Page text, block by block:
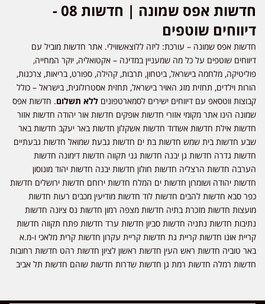
חדשות אפס שמונה | חדשות 08 -
דיווחים שוטפים
חדשות אפס שמונה – עורכת: ליזה ללוצאשווילי. אתר חדשות מוביל עם
דיווחים שוטפים על כל מה שמעניין במדינה – אקטואליה, יוקר המחייה,
פוליטיקה, מלחמה בישראל, ביטחון, תרבות, קהילה, ספורט, בריאות, צרכנות,
הורות וילדים, תחזית מזג האויר בישראל, תחזית אסטרולוגית, בישראל – כולל
קבוצות ווטסאפ עם דיווחים ישירים לסמארטפונים ללא תשלום. חדשות אפס
שמונה הינו אתר מקומי אזורי חדשות אופקים חדשות אור יהודה חדשות אזור
חדשות אילת חדשות אשדוד חדשות אשקלון חדשות באר יעקב חדשות באר
שבע חדשות בית שמש חדשות בת ים חדשות גבעת שמואל חדשות גבעתיים
חדשות גדרה חדשות גן יבנה חדשות גני תקווה חדשות דימונה חדשות
הערבה חדשות הרצליה חדשות חולון חדשות יבנה חדשות יהוד מונוסון
חדשות יהודה ושומרון חדשות ים המלח חדשות ירוחם חדשות ירושלים חדשות
כפר סבא חדשות להבים חדשות לוד חדשות מודיעין מכבים רעות חדשות
מועצות חדשות מזכרת בתיה חדשות מצפה רמון חדשות נס ציונה חדשות
נתיבות חדשות נתניה חדשות סביון חדשות ערד חדשות פתח תקווה חדשות
קריית אונו חדשות קריית גת חדשות קריית עקרון חדשות קרית מלאכי ו-מ.א
באר טוביה חדשות ראש העין חדשות ראשון לציון חדשות רהט חדשות רחובות
חדשות רמלה חדשות רמת גן חדשות שדרות חדשות שוהם חדשות תל אביב